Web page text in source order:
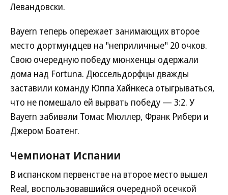
Левандовски.
Bayern теперь опережает занимающих второе
место дортмундцев на "неприличные" 20 очков.
Свою очередную победу мюнхенцы одержали
дома над Fortuna. Дюссельдорфцы дважды
заставили команду Юппа Хайнкеса отыгрываться,
что не помешало ей вырвать победу — 3:2. У
Bayern забивали Томас Мюллер, Франк Рибери и
Джером Боатенг.
Чемпионат Испании
В испанском первенстве на второе место вышел
Real, воспользовавшийся очередной осечкой